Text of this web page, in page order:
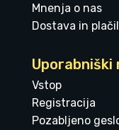
Mnenja o nas
Dostava in
Uporabniški
Vstop
Registracija
Pozabljeno